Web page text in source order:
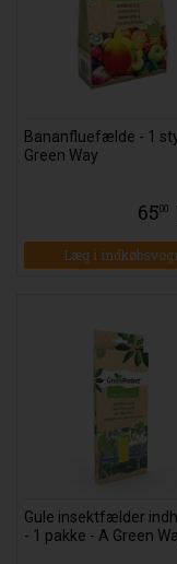
Bananfluefælde - 1
Green Way
6500
Gule insektfælder
- 1 pakke - A Green